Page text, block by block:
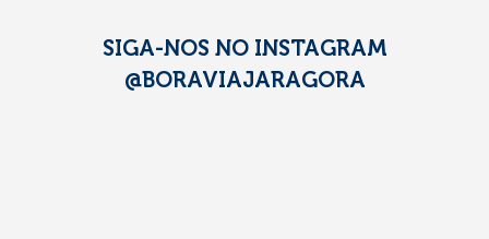
SIGA-NOS NO INSTAGRAM
@BORAVIAJARAGORA